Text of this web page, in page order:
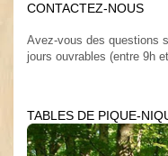
CONTACTEZ-NOUS
Avez-vous des questions
jours ouvrables (entre 9h
TABLES DE PIQUE-